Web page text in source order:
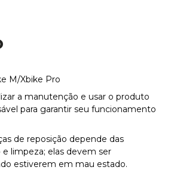
M/Xbike Pro
a manutenção e usar o produto
para garantir seu funcionamento
de reposição depende das
limpeza; elas devem ser
estiverem em mau estado.